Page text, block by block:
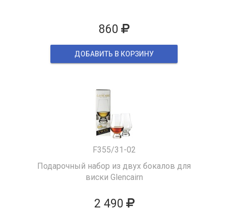
860
ДОБАВИТЬ В КОРЗИНУ
F355/31-02
Подарочный набор из двух бокалов для
виски Glencairn
2 490